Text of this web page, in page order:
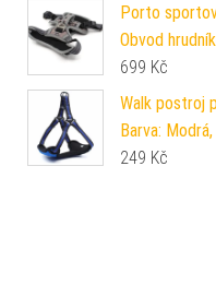
Porto
Obvod
699 Kč
Walk postroj
Barva:
249 Kč